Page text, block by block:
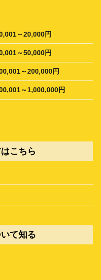
～20,000円
～50,000円
～200,000円
～1,000,000円
こちら
て知る